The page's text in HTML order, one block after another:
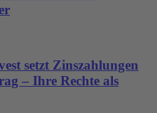
setzt Zinszahlungen
– Ihre Rechte als